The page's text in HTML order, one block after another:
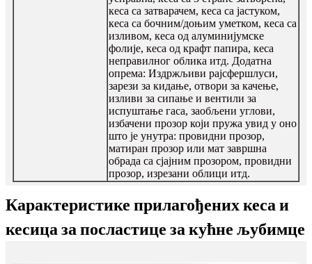
кеса са затварачем, кеса са јастуком,
кеса са бочним/доњим уметком, кеса са
изливом, кеса од алуминијумске
фолије, кеса од крафт папира, кеса
неправилног облика итд. Додатна
опрема: Издржљиви рајсфершлуси,
зарези за кидање, отвори за качење,
изливи за сипање и вентили за
испуштање гаса, заобљени углови,
избачени прозор који пружа увид у оно
што је унутра: провидни прозор,
матиран прозор или мат завршна
обрада са сјајним прозором, провидни
прозор, изрезани облици итд.
Карактеристике прилагођених кеса и
кесица за посластице за кућне љубимце